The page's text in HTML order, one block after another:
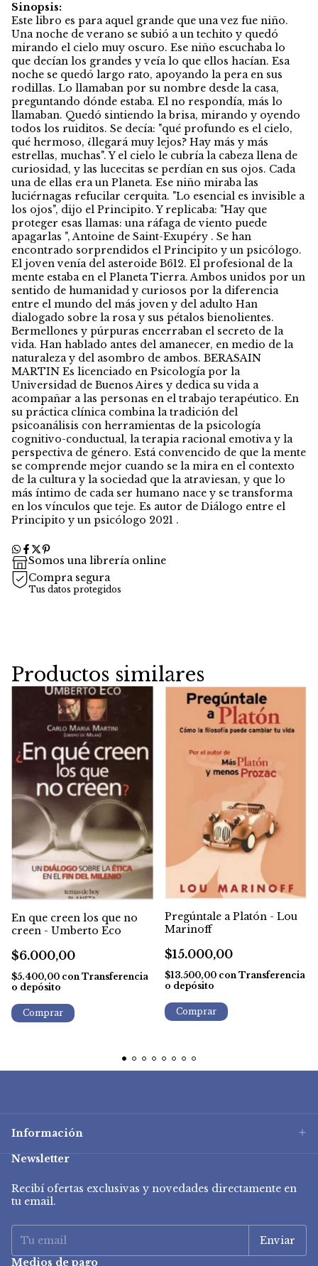
Sinopsis:
Este libro es para aquel grande que una vez fue niño.
Una noche de verano se subió a un techito y quedó
mirando el cielo muy oscuro. Ese niño escuchaba lo
que decían los grandes y veía lo que ellos hacían. Esa
noche se quedó largo rato, apoyando la pera en sus
rodillas. Lo llamaban por su nombre desde la casa,
preguntando dónde estaba. El no respondía, más lo
llamaban. Quedó sintiendo la brisa, mirando y oyendo
todos los ruiditos. Se decía: "qué profundo es el cielo,
qué hermoso, ¿llegará muy lejos? Hay más y más
estrellas, muchas". Y el cielo le cubría la cabeza llena de
curiosidad, y las lucecitas se perdían en sus ojos. Cada
una de ellas era un Planeta. Ese niño miraba las
luciérnagas refucilar cerquita. "Lo esencial es invisible a
los ojos", dijo el Principito. Y replicaba: "Hay que
proteger esas llamas: una ráfaga de viento puede
apagarlas ", Antoine de Saint-Exupéry . Se han
encontrado sorprendidos el Principito y un psicólogo.
El joven venía del asteroide B612. El profesional de la
mente estaba en el Planeta Tierra. Ambos unidos por un
sentido de humanidad y curiosos por la diferencia
entre el mundo del más joven y del adulto Han
dialogado sobre la rosa y sus pétalos bienolientes.
Bermellones y púrpuras encerraban el secreto de la
vida. Han hablado antes del amanecer, en medio de la
naturaleza y del asombro de ambos. BERASAIN
MARTIN Es licenciado en Psicología por la
Universidad de Buenos Aires y dedica su vida a
acompañar a las personas en el trabajo terapéutico. En
su práctica clínica combina la tradición del
psicoanálisis con herramientas de la psicología
cognitivo-conductual, la terapia racional emotiva y la
perspectiva de género. Está convencido de que la mente
se comprende mejor cuando se la mira en el contexto
de la cultura y la sociedad que la atraviesan, y que lo
más íntimo de cada ser humano nace y se transforma
en los vínculos que teje. Es autor de Diálogo entre el
Principito y un psicólogo 2021 .
Somos una librería online
Compra segura
Tus datos protegidos
Productos similares
En que creen los que no
creen - Umberto Eco
$6.000,00
$5.400,00 con Transferencia
o depósito
Pregúntale a Platón - Lou
Marinoff
$15.000,00
$13.500,00 con Transferencia
o depósito
Información
Newsletter
Recibí ofertas exclusivas y novedades directamente en
tu email.
Medios de pago